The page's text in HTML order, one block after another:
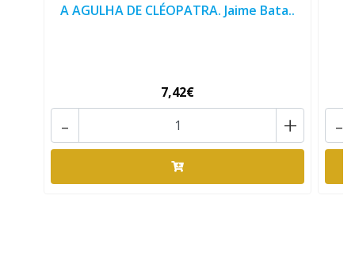
A AGULHA DE CLÉOPATRA. Jaime Bata..
7,42€
+
- -